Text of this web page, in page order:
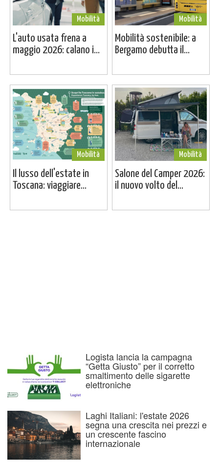
Mobilità
L'auto usata frena a
maggio 2026: calano i...
Mobilità
Mobilità sostenibile: a
Bergamo debutta il...
Mobilità
Il lusso dell'estate in
Toscana: viaggiare...
Mobilità
Salone del Camper 2026:
il nuovo volto del...
Logista lancia la campagna
“Getta Giusto” per il corretto
smaltimento delle sigarette
elettroniche
Laghi Italiani: l'estate 2026
segna una crescita nei prezzi e
un crescente fascino
internazionale